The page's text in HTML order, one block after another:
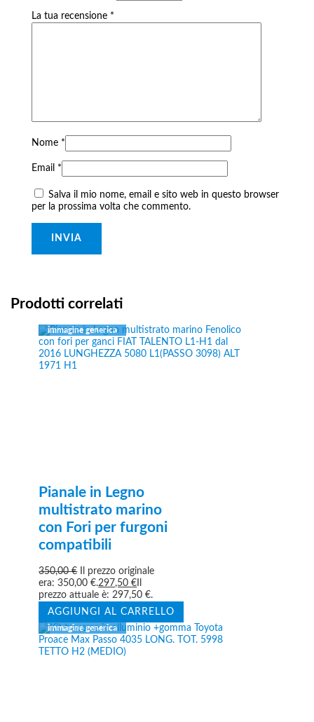
La tua recensione *
Nome *
Email *
Salva il mio nome, email e sito web in questo browser
per la prossima volta che commento.
Prodotti correlati
Pianale in Legno
multistrato marino
con Fori per furgoni
compatibili
350,00€
Il prezzo originale
era: 350,00 €.297,50€
prezzo attuale è: 297,50 €.
AGGIUNGI AL CARRELLO